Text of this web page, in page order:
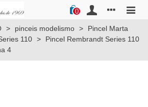
0
> pinceis modelismo >
Pincel Marta
110 >
Pincel Rembrandt Series 110
4